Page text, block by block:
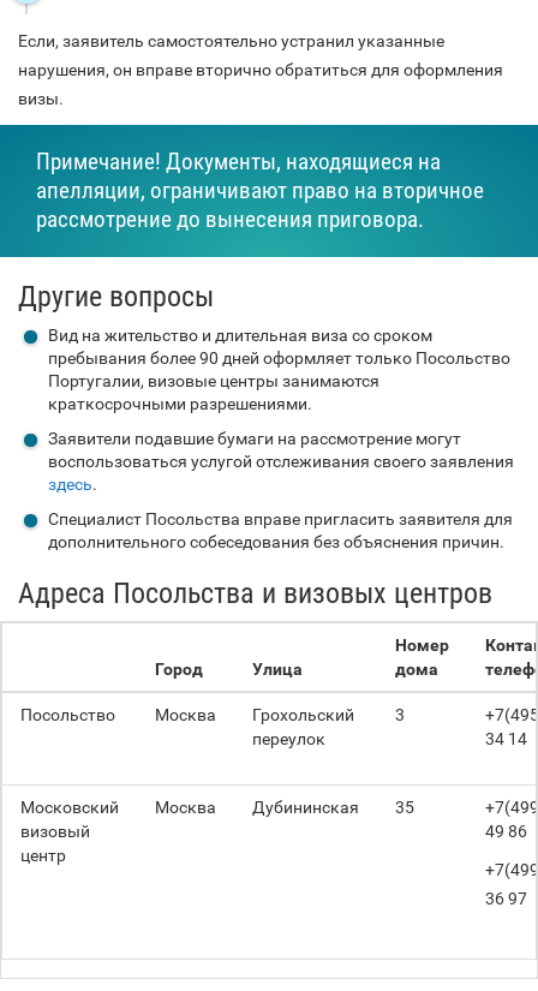
Если, заявитель самостоятельно устранил указанные
нарушения, он вправе вторично обратиться для оформления
визы.
Примечание! Документы, находящиеся на
апелляции, ограничивают право на вторичное
рассмотрение до вынесения приговора.
Другие вопросы
Вид на жительство и длительная виза со сроком
пребывания более 90 дней оформляет только Посольство
Португалии, визовые центры занимаются
краткосрочными разрешениями.
Заявители подавшие бумаги на рассмотрение могут
воспользоваться услугой отслеживания своего заявления
здесь.
Специалист Посольства вправе пригласить заявителя для
дополнительного собеседования без объяснения причин.
Адреса Посольства и визовых центров
Город Улица
Номер
дома
Посольство Москва
Грохольский
переулок
3
34 14
Московский
визовый
центр
Москва Дубининская 35
49 86
36 97